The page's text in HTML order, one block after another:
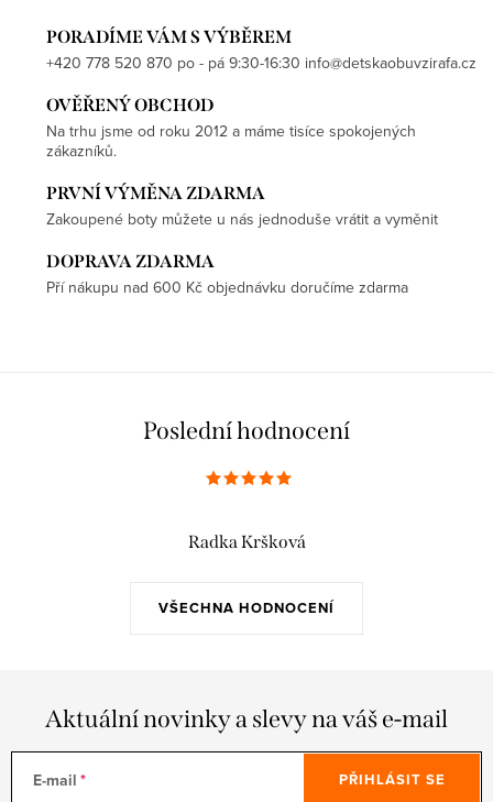
PORADÍME VÁM S VÝBĚREM
+420 778 520 870 po - pá 9:30-16:30 info@detskaobuvzirafa.cz
OVĚŘENÝ OBCHOD
Na trhu jsme od roku 2012 a máme tisíce spokojených
zákazníků.
PRVNÍ VÝMĚNA ZDARMA
Zakoupené boty můžete u nás jednoduše vrátit a vyměnit
DOPRAVA ZDARMA
Pří nákupu nad 600 Kč objednávku doručíme zdarma
Poslední hodnocení
VŠECHNA HODNOCENÍ
Radka Kršková
Aktuální novinky a slevy na váš e-mail
E-mail PŘIHLÁSIT SE